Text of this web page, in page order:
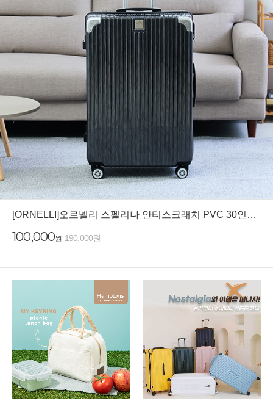
[ORNELLI]오르넬리 스펠리나 안티스크래치 PVC 30인치 화물용 캐리어
100,000원 190,000원